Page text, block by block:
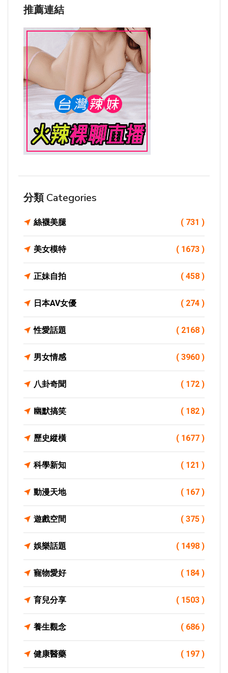
推薦連結
分類 Categories
絲襪美腿 ( 731 )
美女模特 ( 1673 )
正妹自拍 ( 458 )
日本AV女優 ( 274 )
性愛話題 ( 2168 )
男女情感 ( 3960 )
八卦奇聞 ( 172 )
幽默搞笑 ( 182 )
歷史縱橫 ( 1677 )
科學新知 ( 121 )
動漫天地 ( 167 )
遊戲空間 ( 375 )
娛樂話題 ( 1498 )
寵物愛好 ( 184 )
育兒分享 ( 1503 )
養生觀念 ( 686 )
健康醫藥 ( 197 )